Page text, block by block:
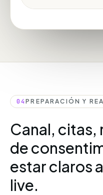
04PREPARACIÓN Y
Canal, citas,
de
estar claros
live.